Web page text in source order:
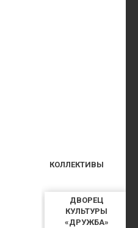
ДВОРЕЦ
КУЛЬТУРЫ
«ДРУЖБА»
КОЛЛЕКТИВЫ